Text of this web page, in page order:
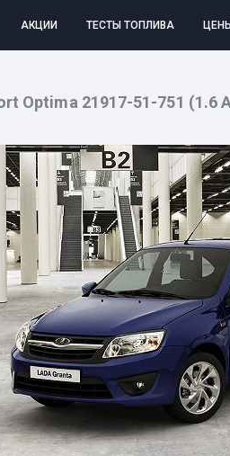
АКЦИИ ТЕСТЫ ТОПЛИВА
Optima 21917-51-751 (1.6